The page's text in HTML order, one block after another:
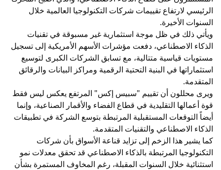
الرئيسي لارتفاع تقييمات شركات التكنولوجيا العالمية خلال
السنوات الأخيرة.
ويأتي ذلك في ظل موجة استثمارية غير مسبوقة في تقنيات
الذكاء الاصطناعي، دفعت مؤشرات الأسهم الأمريكية إلى تسجيل
مستويات قياسية متتالية، مع تسابق الشركات الكبرى لتوسيع
استثماراتها في البنية التحتية الرقمية ومراكز البيانات والرقائق
المتقدمة.
ويرى محللون أن تقييم "سبيس إكس" المرتفع يعكس ليس فقط
قوة أعمالها التقليدية في قطاع الفضاء والأقمار الصناعية، وإنما
أيضاً التوقعات المستقبلية المرتبطة بتوسع الشركة في تطبيقات
الذكاء الاصطناعي والتقنيات المتقدمة.
كما يشير هذا الزخم إلى تزايد قناعة الأسواق بأن شركات
التكنولوجيا المرتبطة بالذكاء الاصطناعي قد تحقق معدلات نمو
استثنائية خلال السنوات المقبلة، رغم المخاوف المستمرة بشأن